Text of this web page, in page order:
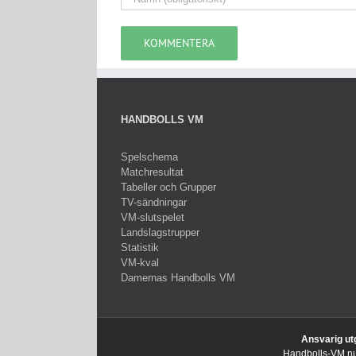
HANDBOLLS VM
Spelschema
Matchresultat
Tabeller och Grupper
TV-sändningar
VM-slutspelet
Landslagstrupper
Statistik
VM-kval
Damernas Handbolls VM
Ansvarig
Handbolls-